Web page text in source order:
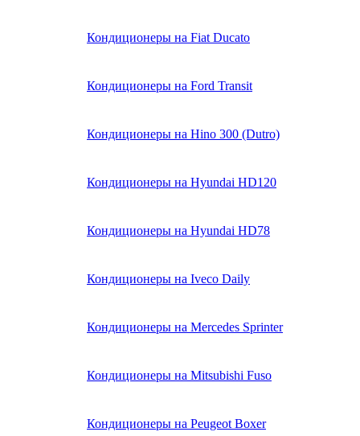
Кондиционеры на Fiat Ducato
Кондиционеры на Ford Transit
Кондиционеры на Hino 300 (Dutro)
Кондиционеры на Hyundai HD120
Кондиционеры на Hyundai HD78
Кондиционеры на Iveco Daily
Кондиционеры на Mercedes Sprinter
Кондиционеры на Mitsubishi Fuso
Кондиционеры на Peugeot Boxer